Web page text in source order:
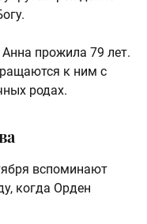
прожила 79 лет.
к ним с
родах.
вспоминают
когда Орден